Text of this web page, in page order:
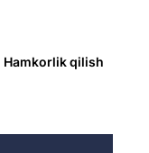
Hamkorlik qilish